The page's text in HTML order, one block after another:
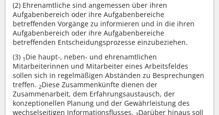
(2) Ehrenamtliche sind angemessen über ihren
Aufgabenbereich oder ihre Aufgabenbereiche
betreffenden Vorgänge zu informieren und in die ihren
Aufgabenbereich oder ihre Aufgabenbereiche
betreffenden Entscheidungsprozesse einzubeziehen.
(3) 1 Die haupt-, neben- und ehrenamtlichen
Mitarbeiterinnen und Mitarbeiter eines Arbeitsfeldes
sollen sich in regelmäßigen Abständen zu Besprechungen
treffen. 2Diese Zusammenkünfte dienen der
Zusammenarbeit, dem Erfahrungsaustausch, der
konzeptionellen Planung und der Gewährleistung des
wechselseitigen Informationsflusses.
Darüber hinaus soll